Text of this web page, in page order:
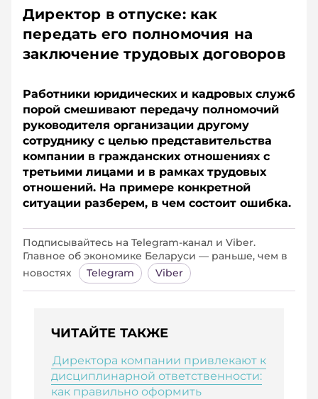
Директор в отпуске: как
передать его полномочия на
заключение трудовых договоров
Работники юридических и кадровых служб
порой смешивают передачу полномочий
руководителя организации другому
сотруднику с целью представительства
компании в гражданских отношениях с
третьими лицами и в рамках трудовых
отношений. На примере конкретной
ситуации разберем, в чем состоит ошибка.
Подписывайтесь на Telegram‑канал и Viber.
Главное об экономике Беларуси — раньше, чем в
новостях
Telegram Viber
ЧИТАЙТЕ ТАКЖЕ
Директора компании привлекают к
дисциплинарной ответственности:
как правильно оформить